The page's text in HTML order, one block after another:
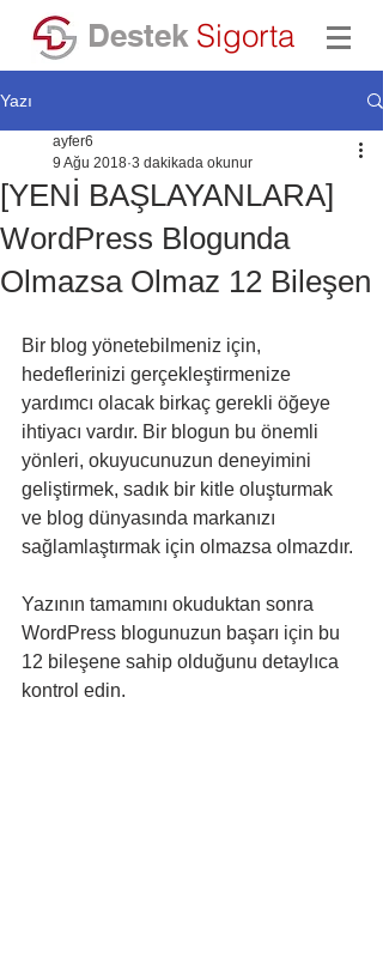
Destek Sigorta
Yazı
[YENİ BAŞLAYANLARA]
WordPress Blogunda
Olmazsa Olmaz 12 Bileşen
ayfer6
9 Ağu 2018 3 dakikada okunur
Bir blog yönetebilmeniz için,
hedeflerinizi gerçekleştirmenize
yardımcı olacak birkaç gerekli öğeye
ihtiyacı vardır. Bir blogun bu önemli
yönleri, okuyucunuzun deneyimini
geliştirmek, sadık bir kitle oluşturmak
ve blog dünyasında markanızı
sağlamlaştırmak için olmazsa olmazdır.
Yazının tamamını okuduktan sonra
WordPress blogunuzun başarı için bu
12 bileşene sahip olduğunu detaylıca
kontrol edin.